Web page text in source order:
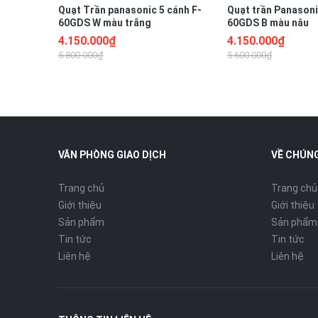
Đĩa đun nóng lượn theo nồi trong giúp nhiệt tán đều
CHỨC NĂNG HẸN GIỜ TIỆN DỤNG
Bảng hiển thị chức năng lớn, rõ ràng giúp dễ dàng
CHẤT CHỐNG DÍNH POLY-FLON
Quạt Trần panasonic 5 cánh F-
60GDS W màu trắng
4.150.000₫
5.800.000₫
Quạt trần
60GDS B màu nâu
4.150.000₫
5.600.000₫
VĂN PHÒNG GIAO DỊCH
Trang chủ
Giới thiệu
Sản phẩm
Tin tức
Liên hệ
VỀ
Trang chủ
Giới thiệu
Sản phẩm
Tin tức
Liên hệ